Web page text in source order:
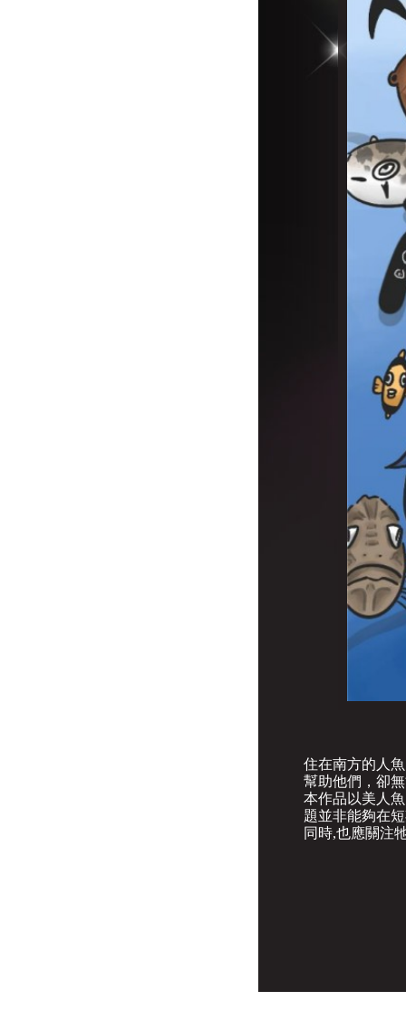
住在南方的人
幫助他們，卻
本作品以美人
題並非能夠在
同時,也應關注